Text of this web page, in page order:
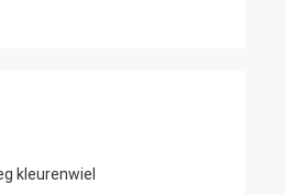
kleurenwiel